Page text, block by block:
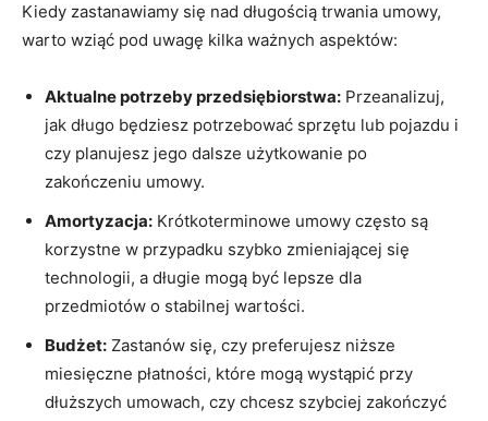
Kiedy zastanawiamy się nad długością trwania umowy,
warto wziąć pod uwagę kilka ważnych aspektów:
Aktualne potrzeby przedsiębiorstwa: Przeanalizuj,
jak długo będziesz potrzebować sprzętu lub pojazdu i
czy planujesz jego dalsze użytkowanie po
zakończeniu umowy.
Amortyzacja: Krótkoterminowe umowy często są
korzystne w przypadku szybko zmieniającej się
technologii, a długie mogą być lepsze dla
przedmiotów o stabilnej wartości.
Budżet: Zastanów się, czy preferujesz niższe
miesięczne płatności, które mogą wystąpić przy
dłuższych umowach, czy chcesz szybciej zakończyć